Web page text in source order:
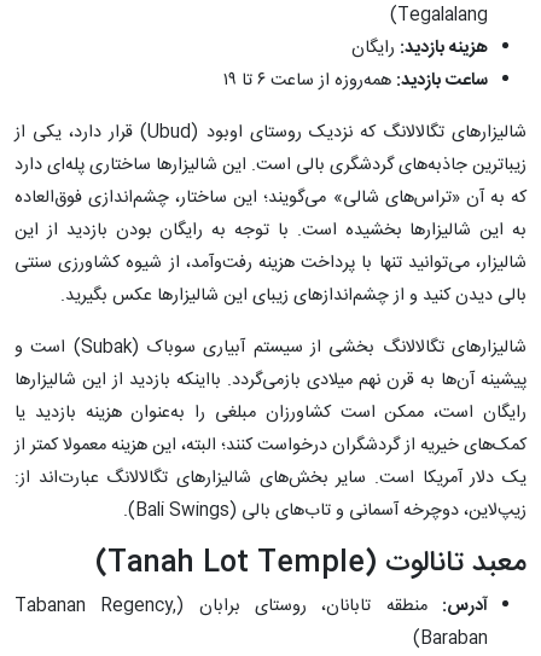
Tegalalang)
هزینه بازدید: رایگان
ساعت بازدید: همه‌روزه از ساعت ۶ تا ۱۹
شالیزارهای تگالالانگ که نزدیک روستای اوبود (Ubud) قرار دارد، یکی از
زیباترین جاذبه‌های گردشگری بالی است. این شالیزارها ساختاری پله‌ای دارد
که به آن «تراس‌های شالی» می‌گویند؛ این ساختار، چشم‌اندازی فوق‌العاده
به این شالیزارها بخشیده است. با توجه ‌به رایگان ‌بودن بازدید از این
شالیزار، می‌توانید تنها با پرداخت هزینه رفت‌وآمد، از شیوه کشاورزی سنتی
بالی دیدن کنید و از چشم‌اندازهای زیبای این شالیزارها عکس بگیرید.
شالیزارهای تگالالانگ بخشی از سیستم آبیاری سوباک (Subak) است و
پیشینه آن‌ها به قرن نهم میلادی بازمی‌گردد. بااینکه بازدید از این شالیزارها
رایگان است، ممکن است کشاورزان مبلغی را به‌عنوان هزینه بازدید یا
کمک‌های خیریه از گردشگران درخواست کنند؛ البته، این هزینه معمولا کمتر از
یک دلار آمریکا است. سایر بخش‌های شالیزارهای تگالالانگ عبارت‌اند از:
زیپ‌لاین، دوچرخه آسمانی و تاب‌های بالی (Bali Swings).
معبد تانالوت (Tanah Lot Temple)
آدرس:
منطقه تابانان، روستای برابان (Tabanan Regency,
Baraban)